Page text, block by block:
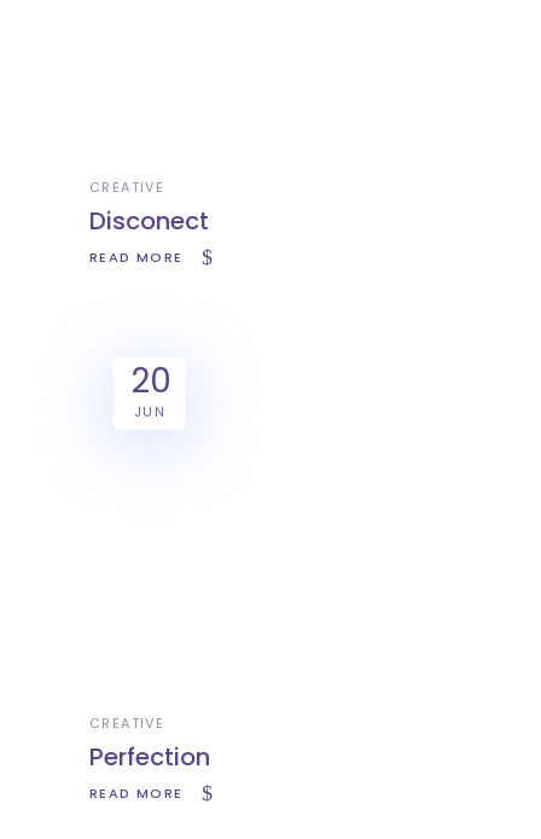
CREATIVE
Disconect
READ MORE
20
JUN
CREATIVE
Perfection
READ MORE